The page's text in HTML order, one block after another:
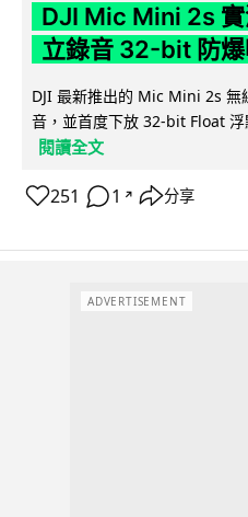
DJI Mic Mini 2s
立錄音 32-bit 防
DJI 最新推出的 Mic Mini 2s 無
音，並首度下放 32-bit Float
閱讀全文
251 1 ↗ 分享
ADVERTISEMENT